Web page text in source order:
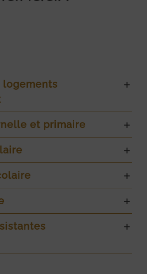
logements
et primaire